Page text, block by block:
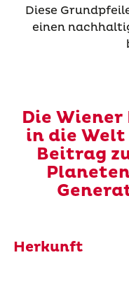
Diese
einen
Die
in die
Beitrag
Herkunft